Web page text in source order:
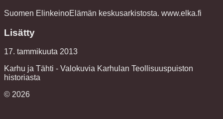
Suomen ElinkeinoElämän keskusarkistosta. www.elka.fi
Lisätty
17. tammikuuta 2013
Karhu ja Tähti - Valokuvia Karhulan Teollisuuspuiston
historiasta
© 2026